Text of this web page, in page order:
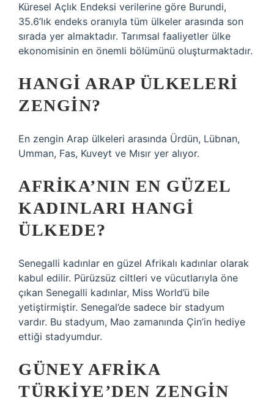
Küresel Açlık Endeksi verilerine göre Burundi,
35.6’lık endeks oranıyla tüm ülkeler arasında son
sırada yer almaktadır. Tarımsal faaliyetler ülke
ekonomisinin en önemli bölümünü oluşturmaktadır.
HANGI ARAP ÜLKELERI
ZENGIN?
En zengin Arap ülkeleri arasında Ürdün, Lübnan,
Umman, Fas, Kuveyt ve Mısır yer alıyor.
AFRIKA’NIN EN GÜZEL
KADINLARI HANGI
ÜLKEDE?
Senegalli kadınlar en güzel Afrikalı kadınlar olarak
kabul edilir. Pürüzsüz ciltleri ve vücutlarıyla öne
çıkan Senegalli kadınlar, Miss World’ü bile
yetiştirmiştir. Senegal’de sadece bir stadyum
vardır. Bu stadyum, Mao zamanında Çin’in hediye
ettiği stadyumdur.
GÜNEY AFRIKA
TÜRKIYE’DEN ZENGIN